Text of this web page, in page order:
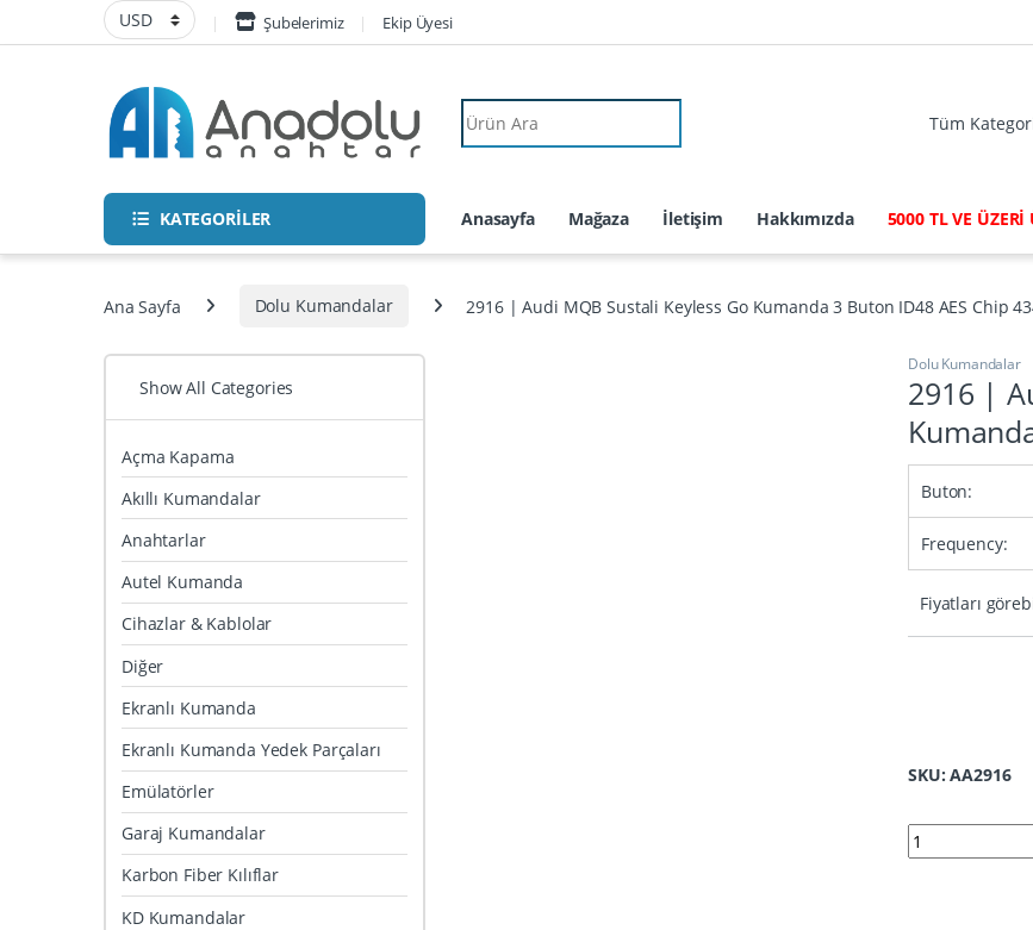
Skip to navigation
Skip to content Şubelerimiz Ekip Üyesi
Search for:
KATEGORİLER Anasayfa Mağaza İletişim Hakkımızda 5000 TL VE ÜZERİ
Ana Sayfa Dolu Kumandalar 2916 | Audi MQB Sustali Keyless Go Kumanda 3 Buton ID48 AES Chip
Dolu Kumandalar
2916 |
Buton:
Frequency:
Fiyatları
SKU: AA2916
2916 | Audi
Show All Categories
Açma Kapama
Akıllı Kumandalar
Anahtarlar
Autel Kumanda
Cihazlar & Kablolar
Diğer
Ekranlı Kumanda
Ekranlı Kumanda Yedek Parçaları
Emülatörler
Garaj Kumandalar
Karbon Fiber Kılıflar
KD Kumandalar